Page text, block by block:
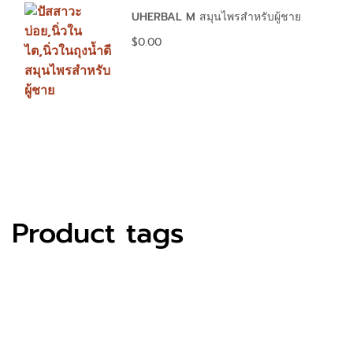
UHERBAL M สมุนไพรสำหรับผู้ชาย
$0.00
Product tags